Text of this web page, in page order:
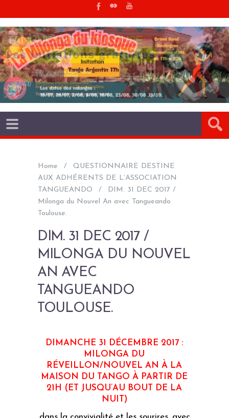
Home
QUESTIONNAIRE DESTINE
AUX ADHÉRENTS DE L’ASSOCIATION
TANGUEANDO
DIM. 31 DEC 2017 /
Milonga du Nouvel An avec Tangueando
Toulouse.
DIM. 31 DEC 2017 /
MILONGA DU NOUVEL
AN AVEC
TANGUEANDO
TOULOUSE.
DIMANCHE 31 DÉCEMBRE 2017 :
MILONGA DU
RÉVEILLON/NOUVEL AN À LA
MAISON DU TANGO À PARTIR DE
21H (ET JUSQU’AU BOUT DE LA
NUIT)